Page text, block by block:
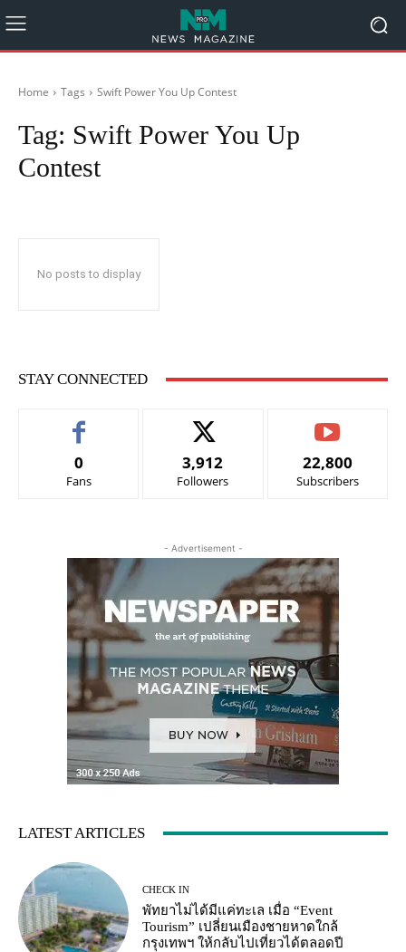
Home Tags Swift Power You Up Contest
Tag: Swift Power You Up
Contest
No posts to display
STAY CONNECTED
0
Fans
3,912
Followers
22,800
Subscribers
- Advertisement -
LATEST ARTICLES
CHECK IN
พัทยาไม่ได้มีแค่ทะเล เมื่อ “Event
Tourism” เปลี่ยนเมืองชายหาดใกล้
กรุงเทพฯ ให้กลับไปเที่ยวได้ตลอดปี